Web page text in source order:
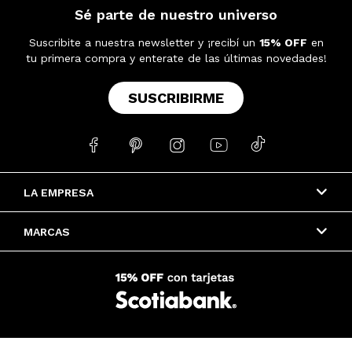
LA EMPRESA
MARCAS
Sé parte de nuestro universo
Suscribite a nuestra newsletter y ¡recibí un 15% OFF en
tu primera compra y enterate de las últimas novedades!
SUSCRIBIRME
    